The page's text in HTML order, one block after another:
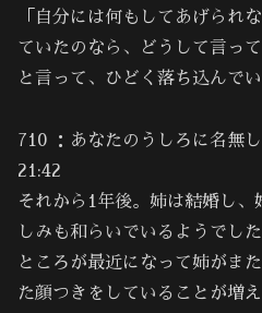
「自分には何もしてあげられ
ていたのなら、どうして言っ
と言って、ひどく落ち込んでい
710 ：あなたのうしろに名無
21:42
それから1年後。姉は結婚し
しみも和らいでいるようでした
ところが最近になって姉がま
た顔つきをしていることが増え